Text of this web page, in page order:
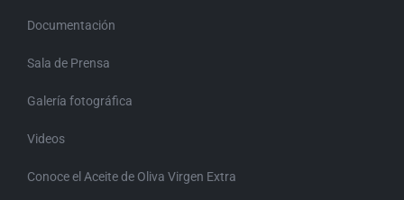
Documentación
Sala de Prensa
Galería fotográfica
Videos
Conoce el Aceite de Oliva Virgen Extra